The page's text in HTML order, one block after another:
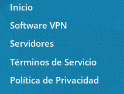
Inicio
Software VPN
Servidores
Términos de Servicio
Política de Privacidad